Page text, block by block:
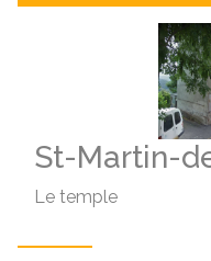
St-Martin-
Le temple